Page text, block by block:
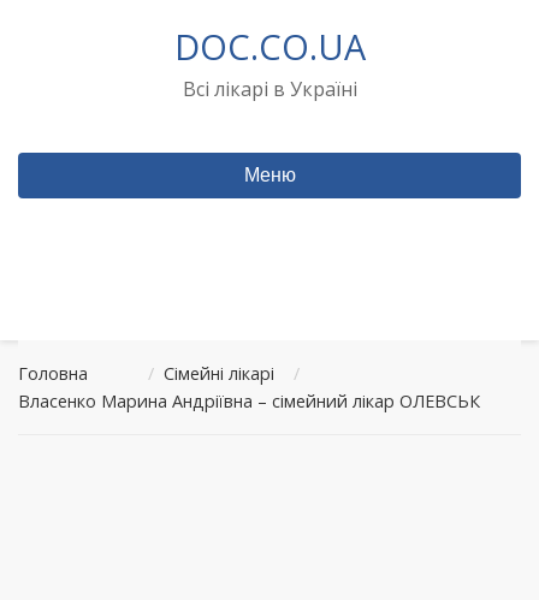
DOC.CO.UA
Всі лікарі в Україні
Меню
Головна / Сімейні лікарі
/
Власенко Марина Андріївна – сімейний лікар ОЛЕВСЬК